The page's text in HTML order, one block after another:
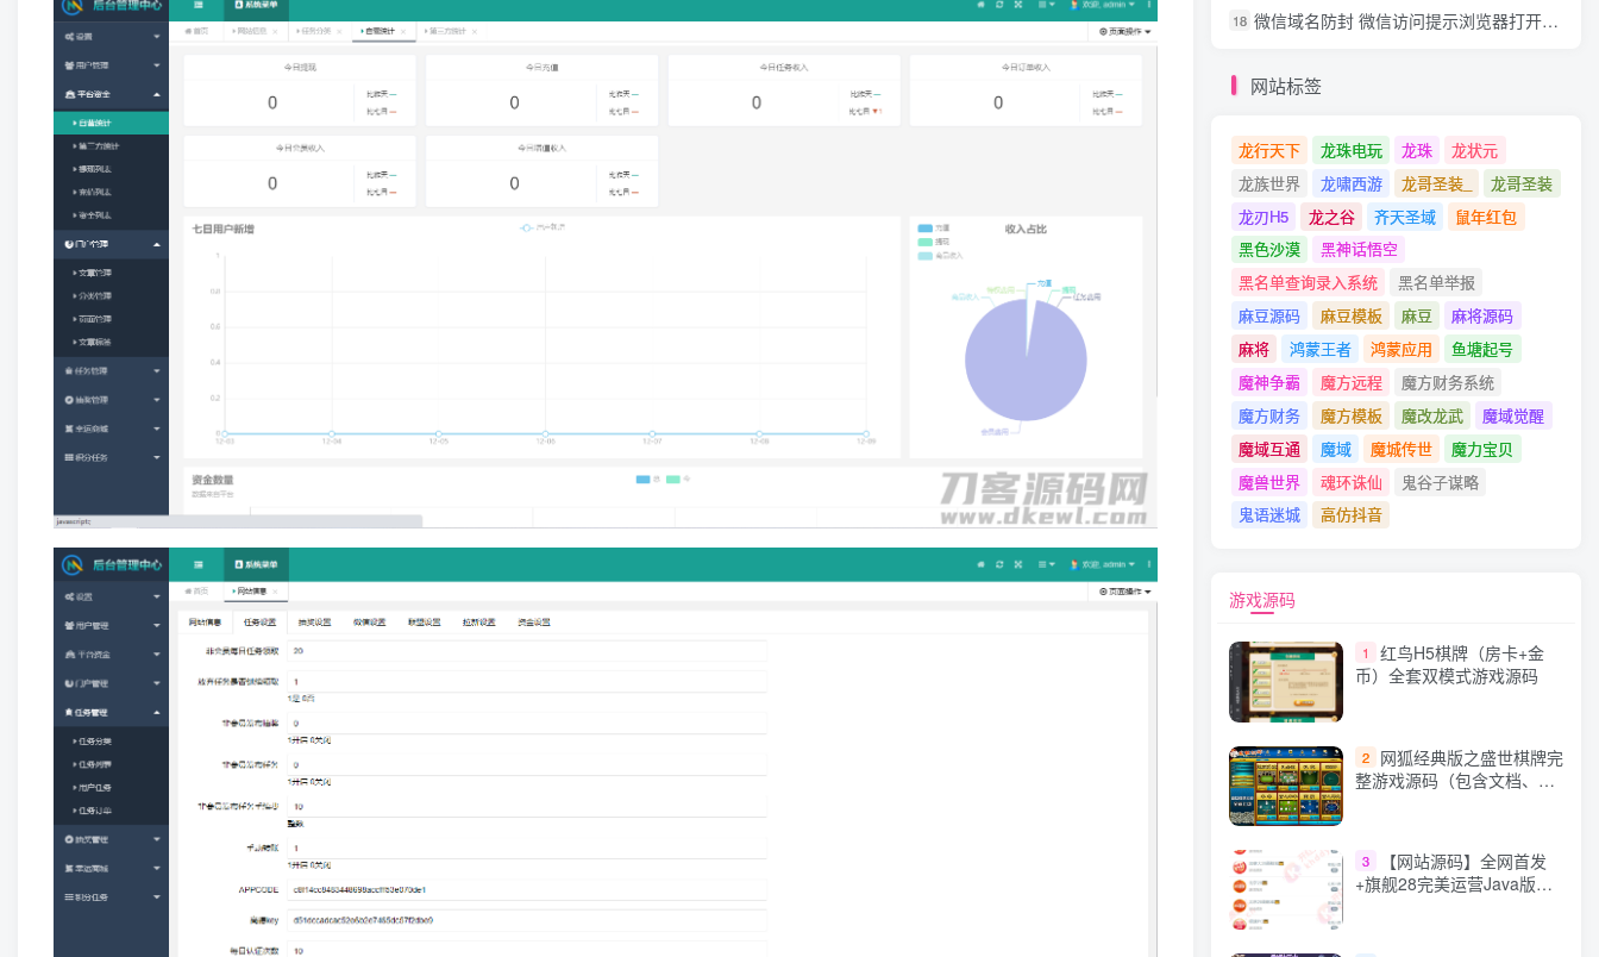
18 微信域名防封 微信访问提示浏览器打开 非微信访问直接打开预防域名被封域名被封包换服务
网站标签
龙行天下 龙珠电玩 龙珠
龙状元
龙族世界
龙啸西游 龙哥圣装_
龙哥圣装
龙刃H5
龙之谷 齐天圣域
鼠年红包
黑色沙漠
黑神话悟空
黑名单查询录入系统
黑名单举报
麻豆源码
麻豆模板 麻豆
麻将源码
麻将
鸿蒙王者 鸿蒙应用
鱼塘起号
魔神争霸
魔方远程
魔方财务系统
魔方财务
魔方模板 魔改龙武
魔域觉醒
魔域互通
魔域 魔城传世
魔力宝贝
魔兽世界
魂环诛仙
鬼谷子谋略
鬼语迷城
高仿抖音
游戏源码
1
红鸟H5棋牌（房卡+金
币）全套双模式游戏源码
2
网狐经典版之盛世棋牌完
整游戏源码（包含文档、架
3
【网站源码】全网首发
+旗舰28完美运营Java版高